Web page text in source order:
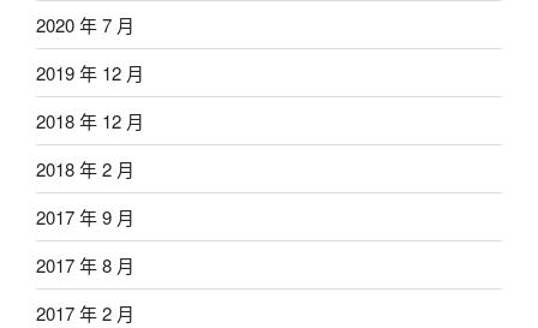
2020 年 7 月
2019 年 12 月
2018 年 12 月
2018 年 2 月
2017 年 9 月
2017 年 8 月
2017 年 2 月